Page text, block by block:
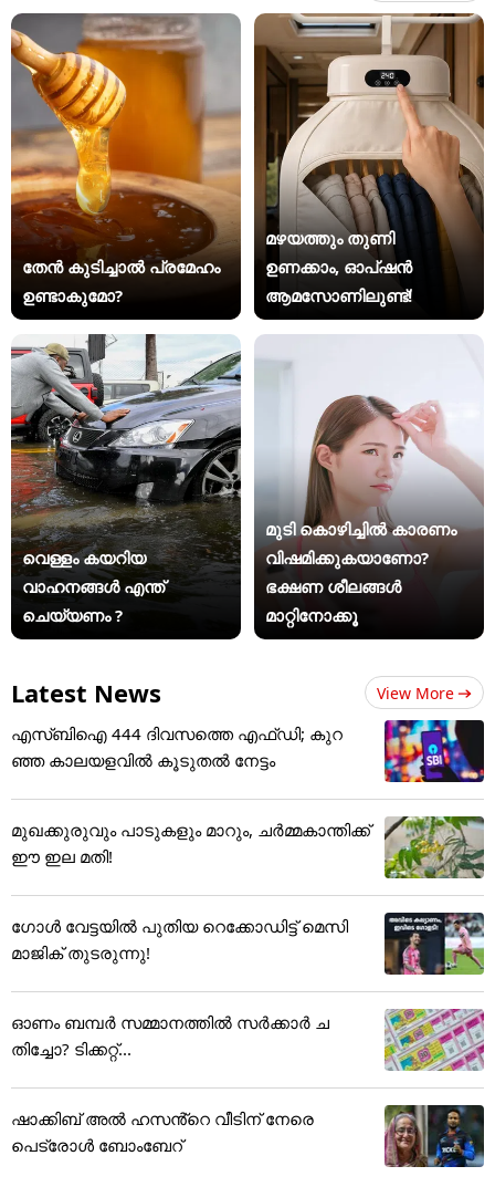
തേൻ കുടിച്ചാൽ പ്രമേഹം
ഉണ്ടാകുമോ?
മഴയത്തും തുണി
ഉണക്കാം, ഓപ്ഷൻ
ആമസോണിലുണ്ട്!
വെള്ളം കയറിയ
വാഹനങ്ങൾ എന്ത്
ചെയ്യണം ?
മുടി കൊഴിച്ചിൽ കാരണം
വിഷമിക്കുകയാണോ?
ഭക്ഷണ ശീലങ്ങൾ
മാറ്റിനോക്കൂ
Latest News View More
എസ്ബിഐ 444 ദിവസത്തെ എഫ്ഡി; കുറ
ഞ്ഞ കാലയളവില്‍ കൂടുതല്‍ നേട്ടം
മുഖക്കുരുവും പാടുകളും മാറും, ചർമ്മകാന്തിക്ക്
ഈ ഇല മതി!
ഗോൾ വേട്ടയിൽ പുതിയ റെക്കോഡിട്ട് ​മെസി
മാജിക് തുടരുന്നു!
ഓണം ബമ്പര്‍ സമ്മാനത്തില്‍ സര്‍ക്കാര്‍ ച
തിച്ചോ? ടിക്കറ്റ്...
ഷാക്കിബ് അൽ ഹസൻ്റെ വീടിന് നേരെ
പെട്രോൾ ബോംബേറ്